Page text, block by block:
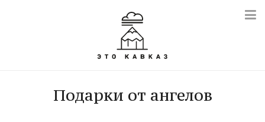
Подарки от ангелов